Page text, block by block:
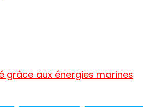
grâce aux énergies marines